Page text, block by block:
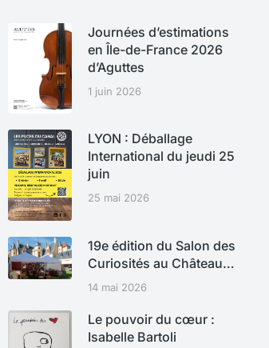
Journées d’estimations
en Île-de-France 2026
d’Aguttes
1 juin 2026
LYON : Déballage
International du jeudi 25
juin
25 mai 2026
19e édition du Salon des
Curiosités au Château…
14 mai 2026
Le pouvoir du cœur :
Isabelle Bartoli